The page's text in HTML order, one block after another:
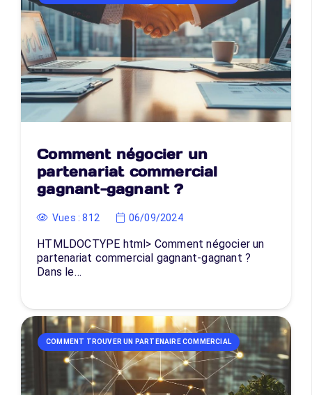
Comment négocier un
partenariat commercial
gagnant-gagnant ?
Vues :812 06/09/2024
HTMLDOCTYPE html> Comment négocier un
partenariat commercial gagnant-gagnant ?
Dans le…
COMMENT TROUVER UN PARTENAIRE COMMERCIAL